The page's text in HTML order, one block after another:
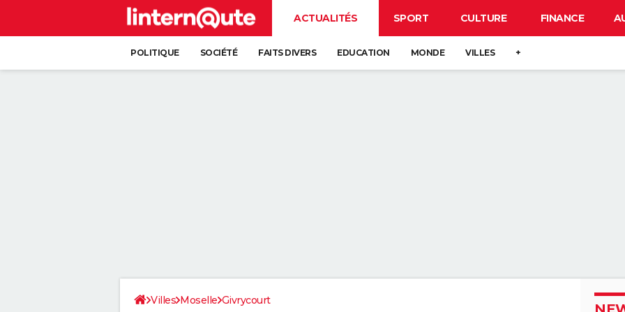
ACTUALITÉS SPORT CULTURE FINANCE
POLITIQUE SOCIÉTÉ FAITS DIVERS EDUCATION MONDE VILLES +
Villes Moselle Givrycourt